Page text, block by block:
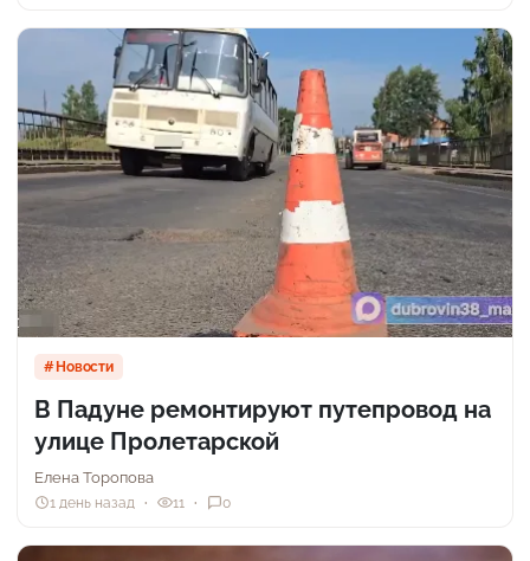
Новости
В Падуне ремонтируют путепровод на
улице Пролетарской
Елена Торопова
1 день назад 11 0